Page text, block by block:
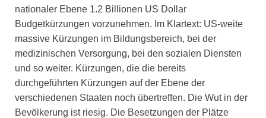
nationaler Ebene 1.2 Billionen US Dollar
Budgetkürzungen vorzunehmen. Im Klartext: US-weite
massive Kürzungen im Bildungsbereich, bei der
medizinischen Versorgung, bei den sozialen Diensten
und so weiter. Kürzungen, die die bereits
durchgeführten Kürzungen auf der Ebene der
verschiedenen Staaten noch übertreffen. Die Wut in der
Bevölkerung ist riesig. Die Besetzungen der Plätze